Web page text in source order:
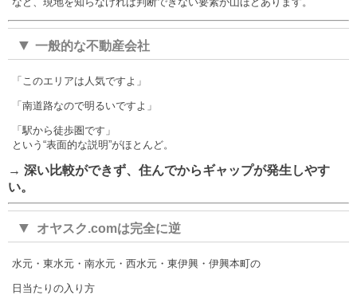
▼ 一般的な不動産会社
「このエリアは人気ですよ」
「南道路なので明るいですよ」
「駅から徒歩圏です」
という“表面的な説明”がほとんど。
→ 深い比較ができず、住んでからギャップが発生しやす
い。
▼ オヤスク.comは完全に逆
水元・東水元・南水元・西水元・東伊興・伊興本町の
日当たりの入り方